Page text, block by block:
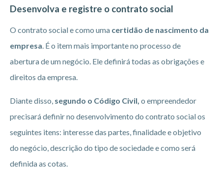
Desenvolva e registre o contrato social
O contrato social e como uma certidão de nascimento da
empresa. É o item mais importante no processo de
abertura de um negócio. Ele definirá todas as obrigações e
direitos da empresa.
Diante disso, segundo o Código Civil, o empreendedor
precisará definir no desenvolvimento do contrato social os
seguintes itens: interesse das partes, finalidade e objetivo
do negócio, descrição do tipo de sociedade e como será
definida as cotas.